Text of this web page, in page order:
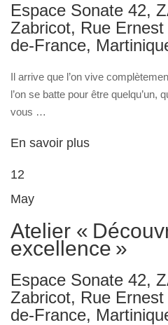
Espace Sonate 42,
Zabricot, Rue
de-France,
Il arrive que l’on vive
l’on se batte pour être quelqu’un,
vous …
En savoir plus
12
May
Atelier «
excellence »
Espace Sonate 42,
Zabricot, Rue
de-France,